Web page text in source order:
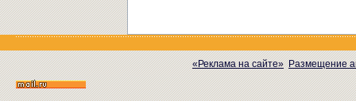
«Реклама на сайте» Размещение